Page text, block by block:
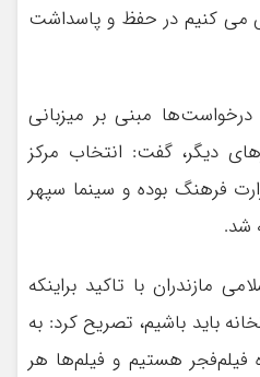
می کنیم در حفظ و پاسداشت
مبنی بر میزبانی
دیگر، گفت: انتخاب مرکز
فرهنگ بوده و سینما سپهر
شد.
مازندران با تاکید براینکه
باید باشیم، تصریح کرد: به
فیلم‌فجر هستیم و فیلم‌ها هر